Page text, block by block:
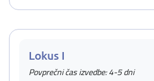
Lokus I
Povprečni čas izvedbe: 4-5 dni